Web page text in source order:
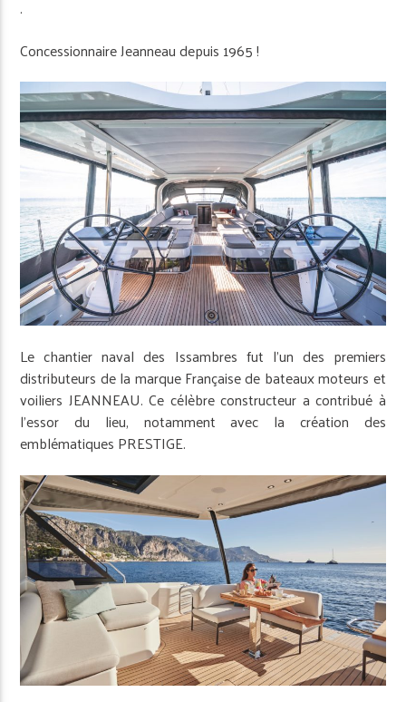
.
Concessionnaire Jeanneau depuis 1965 !
Le chantier naval des Issambres fut l’un des premiers
distributeurs de la marque Française de bateaux moteurs et
voiliers JEANNEAU. Ce célèbre constructeur a contribué à
l’essor du lieu, notamment avec la création des
emblématiques PRESTIGE.